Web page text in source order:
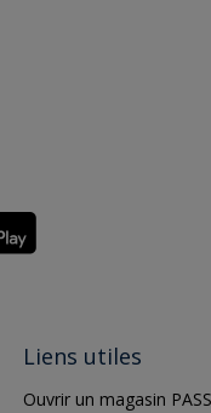
Liens utiles
Ouvrir un magasin PASS